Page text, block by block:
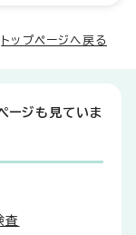
トップページへ戻る
ージも見ていま
査